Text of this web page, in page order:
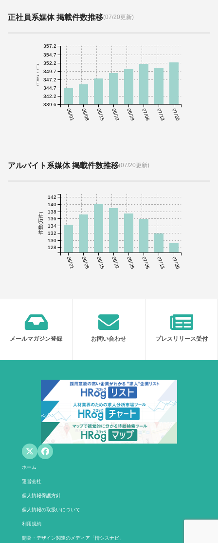
正社員系媒体 掲載件数推移(07/20更新)
06/01 06/08 06/15 06/22 06/29 07/06 07/13 07/20
件数(千件)
339.6
342.2
344.7
347.2
349.7
352.2
354.7
357.2
アルバイト系媒体 掲載件数推移(07/20更新)
06/01 06/08 06/15 06/22 06/29 07/06 07/13 07/20
件数(万件)
128
130
132
134
136
138
140
142
メールマガジン登録 お問い合わせ プレスリリース受付
ホーム
運営会社
個人情報保護方針
個人情報の取扱いについて
利用規約
開発・デザイン関連のメディア「情シスナビ」